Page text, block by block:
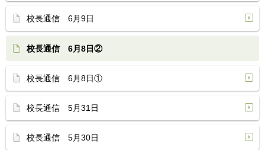
校長通信 6月9日
校長通信 6月8日②
校長通信 6月8日①
校長通信 5月31日
校長通信 5月30日